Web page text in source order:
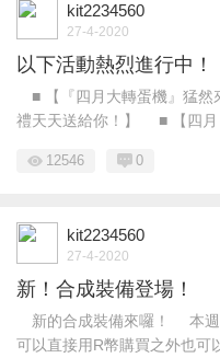
kit2234560
27-4-2020
以下活動熱烈進行中！
■ 【『四月大轉蛋機』猛
禮天天送給你！】 ■ 【四月
12546 0
kit2234560
27-4-2020
新！合成裝備登場！
新的合成裝備來囉！ 本
可以直接用R幣購買之外也可